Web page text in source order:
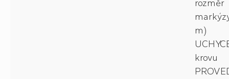
rozměr
m)
krovu